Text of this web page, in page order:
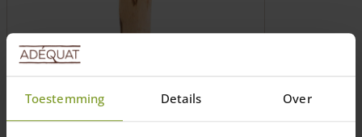
Toestemming Details Over
sur
la
page
du
produit
Piquet en châtaignier Ø 7/9 cm
Longueur: 100, 120, 150, 175, 200, 250,